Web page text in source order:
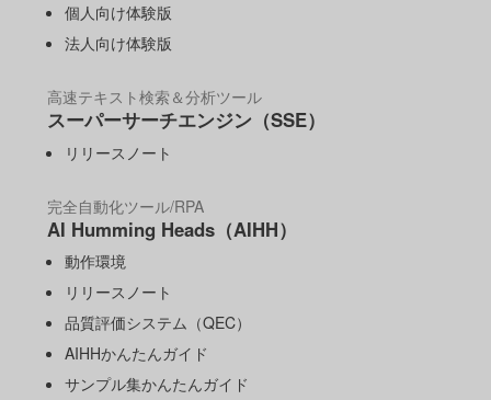
個人向け体験版
法人向け体験版
高速テキスト検索＆分析ツール
スーパーサーチエンジン（SSE）
リリースノート
完全自動化ツール/RPA
AI Humming Heads（AIHH）
動作環境
リリースノート
品質評価システム（QEC）
AIHHかんたんガイド
サンプル集かんたんガイド